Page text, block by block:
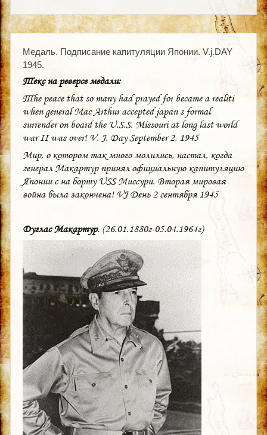
Медаль. Подписание капитуляции Японии. V.j.DAY
1945.
Текс на реверсе медали:
Тhe peace that so many had prayed for became a realiti
when general Mac Arthur accepted japan s formal
surrender on board the U.S.S. Missouri at long last world
war II was over! V. J. Day September 2, 1945
Мир, о котором так много молились, настал, когда
генерал Макартур принял официальную капитуляцию
Японии с на борту USS Миссури. Вторая мировая
война была закончена! VJ День 2 сентября 1945
Дуглас Макартур. (26.01.1880г-05.04.1964г)